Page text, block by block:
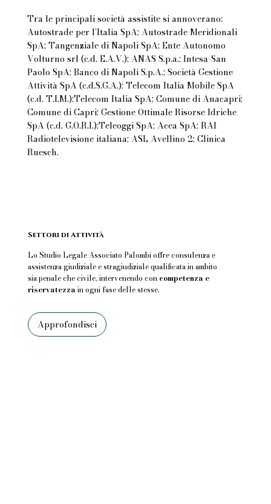
Tra le principali società assistite si annoverano:
Autostrade per l’Italia SpA; Autostrade Meridionali
SpA; Tangenziale di Napoli SpA; Ente Autonomo
Volturno srl (c.d. E.A.V.); ANAS S.p.a.; Intesa-San
Paolo SpA; Banco di Napoli S.p.A.; Società Gestione
Attività SpA (c.d.S.G.A.); Telecom Italia Mobile SpA
(c.d. T.I.M.);Telecom Italia SpA; Comune di Anacapri;
Comune di Capri; Gestione Ottimale Risorse Idriche
SpA (c.d. G.O.R.I.);Teleoggi SpA; Acea SpA; RAI
Radiotelevisione italiana; ASL Avellino 2; Clinica
Ruesch.
Settori di Attività
Lo Studio Legale Associato Palombi offre consulenza e
assistenza giudiziale e stragiudiziale qualificata in ambito
sia penale che civile, intervenendo con competenza e
riservatezzain ogni fase delle stesse.
Approfondisci